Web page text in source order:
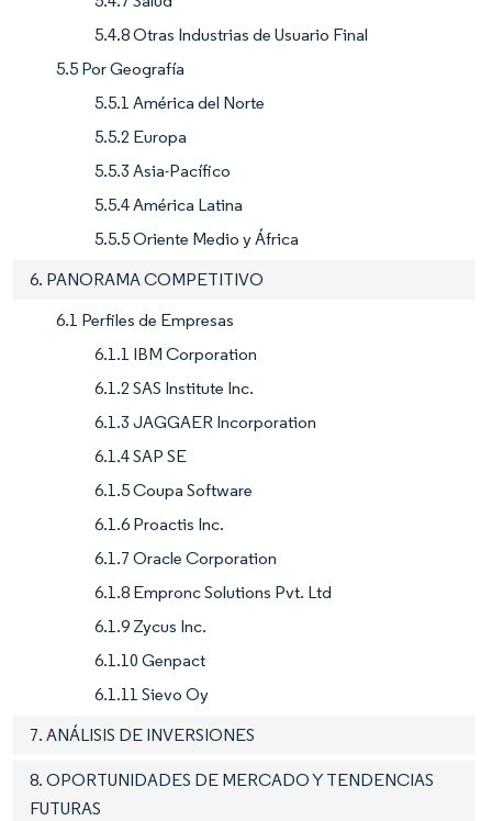
5.4.8 Otras Industrias de Usuario Final
5.5 Por Geografía
5.5.1 América del Norte
5.5.2 Europa
5.5.3 Asia-Pacífico
5.5.4 América Latina
5.5.5 Oriente Medio y África
6. PANORAMA COMPETITIVO
6.1 Perfiles de Empresas
6.1.1 IBM Corporation
6.1.2 SAS Institute Inc.
6.1.3 JAGGAER Incorporation
6.1.4 SAP SE
6.1.5 Coupa Software
6.1.6 Proactis Inc.
6.1.7 Oracle Corporation
6.1.8 Empronc Solutions Pvt. Ltd
6.1.9 Zycus Inc.
6.1.10 Genpact
6.1.11 Sievo Oy
7. ANÁLISIS DE INVERSIONES
8. OPORTUNIDADES DE MERCADO Y TENDENCIAS
FUTURAS